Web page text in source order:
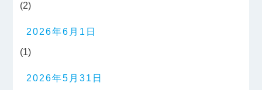
(2)
2026年6月1日
(1)
2026年5月31日